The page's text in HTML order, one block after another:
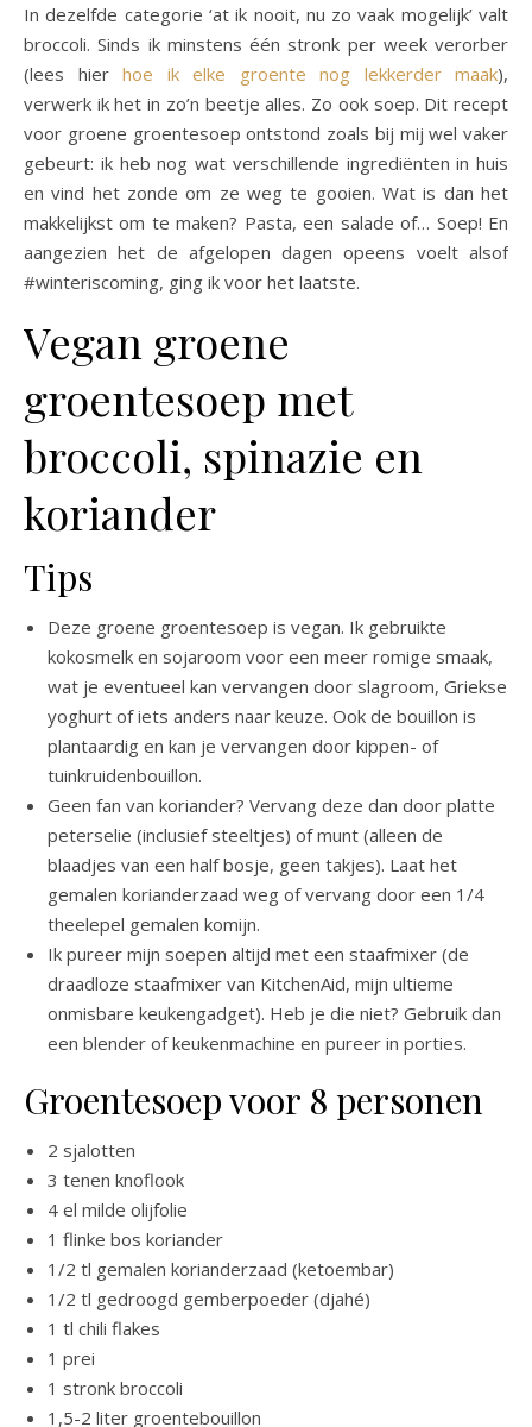
In dezelfde categorie ‘at ik nooit, nu zo vaak mogelijk’ valt
broccoli. Sinds ik minstens één stronk per week verorber
(lees hier hoe ik elke groente nog lekkerder maak),
verwerk ik het in zo’n beetje alles. Zo ook soep. Dit recept
voor groene groentesoep ontstond zoals bij mij wel vaker
gebeurt: ik heb nog wat verschillende ingrediënten in huis
en vind het zonde om ze weg te gooien. Wat is dan het
makkelijkst om te maken? Pasta, een salade of… Soep! En
aangezien het de afgelopen dagen opeens voelt alsof
#winteriscoming, ging ik voor het laatste.
Vegan groene
groentesoep met
broccoli, spinazie en
koriander
Tips
Deze groene groentesoep is vegan. Ik gebruikte
kokosmelk en sojaroom voor een meer romige smaak,
wat je eventueel kan vervangen door slagroom, Griekse
yoghurt of iets anders naar keuze. Ook de bouillon is
plantaardig en kan je vervangen door kippen- of
tuinkruidenbouillon.
Geen fan van koriander? Vervang deze dan door platte
peterselie (inclusief steeltjes) of munt (alleen de
blaadjes van een half bosje, geen takjes). Laat het
gemalen korianderzaad weg of vervang door een 1/4
theelepel gemalen komijn.
Ik pureer mijn soepen altijd met een staafmixer (de
draadloze staafmixer van KitchenAid, mijn ultieme
onmisbare keukengadget). Heb je die niet? Gebruik dan
een blender of keukenmachine en pureer in porties.
Groentesoep voor 8 personen
2 sjalotten
3 tenen knoflook
4 el milde olijfolie
1 flinke bos koriander
1/2 tl gemalen korianderzaad (ketoembar)
1/2 tl gedroogd gemberpoeder (djahé)
1 tl chili flakes
1 prei
1 stronk broccoli
1,5-2 liter groentebouillon